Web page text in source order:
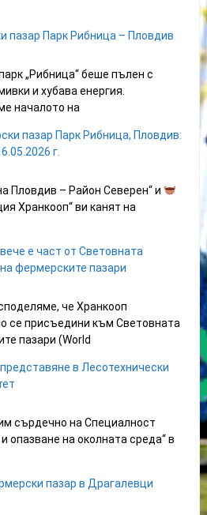
пазар Парк Рибница – Пловдив
„Рибница“ беше пълен с
и хубава енергия.
началото на
пазар Парк Рибница, Пловдив:
г.
Пловдив – Район Северен“ и
Хранкооп“ ви канят на
е част от Световната
фермерските пазари
че Хранкооп
се присъедини към Световната
пазари (World
в Лесотехнически
сърдечно на Специалност
и опазване на околната среда“ в
пазар в Драгалевци